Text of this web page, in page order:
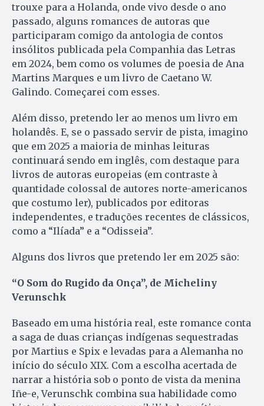
trouxe para a Holanda, onde vivo desde o ano
passado, alguns romances de autoras que
participaram comigo da antologia de contos
insólitos publicada pela Companhia das Letras
em 2024, bem como os volumes de poesia de Ana
Martins Marques e um livro de Caetano W.
Galindo. Começarei com esses.
Além disso, pretendo ler ao menos um livro em
holandês. E, se o passado servir de pista, imagino
que em 2025 a maioria de minhas leituras
continuará sendo em inglês, com destaque para
livros de autoras europeias (em contraste à
quantidade colossal de autores norte-americanos
que costumo ler), publicados por editoras
independentes, e traduções recentes de clássicos,
como a “Ilíada” e a “Odisseia”.
Alguns dos livros que pretendo ler em 2025 são:
“O Som do Rugido da Onça”, de Micheliny
Verunschk
Baseado em uma história real, este romance conta
a saga de duas crianças indígenas sequestradas
por Martius e Spix e levadas para a Alemanha no
início do século XIX. Com a escolha acertada de
narrar a história sob o ponto de vista da menina
Iñe-e, Verunschk combina sua habilidade como